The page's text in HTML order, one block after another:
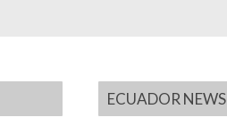
ECUADOR NEWS